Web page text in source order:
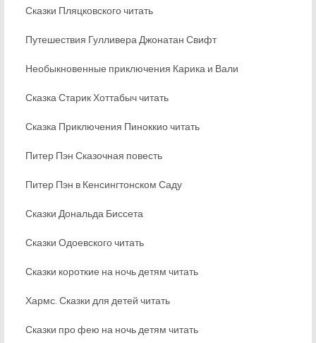
Сказки Пляцковского читать
Путешествия Гулливера Джонатан Свифт
Необыкновенные приключения Карика и Вали
Сказка Старик Хоттабыч читать
Сказка Приключения Пиноккио читать
Питер Пэн Сказочная повесть
Питер Пэн в Кенсингтонском Саду
Сказки Дональда Биссета
Сказки Одоевского читать
Сказки короткие на ночь детям читать
Хармс. Сказки для детей читать
Сказки про фею на ночь детям читать